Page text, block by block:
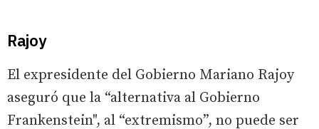
Rajoy
El expresidente del Gobierno Mariano Rajoy
aseguró que la “alternativa al Gobierno
Frankenstein", al “extremismo”, no puede ser